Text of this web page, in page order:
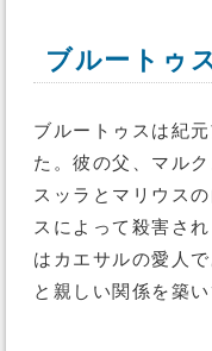
ブルートゥ
ブルートゥスは紀
た。彼の父、マル
スッラとマリウス
スによって殺害さ
はカエサルの愛人
と親しい関係を築い